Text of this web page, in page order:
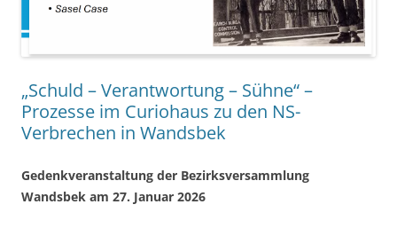
„Schuld – Verantwortung – Sühne“ –
Prozesse im Curiohaus zu den NS-
Verbrechen in Wandsbek
Gedenkveranstaltung der Bezirksversammlung
Wandsbek am 27. Januar 2026